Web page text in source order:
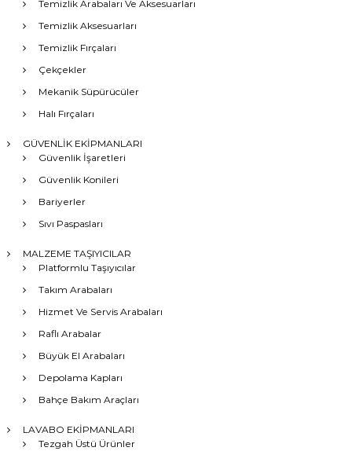
Temizlik Arabaları Ve Aksesuarları
Temizlik Aksesuarları
Temizlik Fırçaları
Çekçekler
Mekanik Süpürücüler
Halı Fırçaları
GÜVENLİK EKİPMANLARI
Güvenlik İşaretleri
Güvenlik Konileri
Bariyerler
Sıvı Paspasları
MALZEME TAŞIYICILAR
Platformlu Taşıyıcılar
Takım Arabaları
Hizmet Ve Servis Arabaları
Raflı Arabalar
Büyük El Arabaları
Depolama Kapları
Bahçe Bakım Araçları
LAVABO EKİPMANLARI
Tezgah Üstü Ürünler